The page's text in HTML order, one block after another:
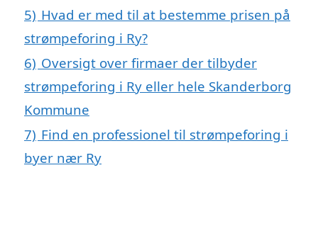
5) Hvad er med til at bestemme prisen på
strømpeforing i Ry?
6) Oversigt over firmaer der tilbyder
strømpeforing i Ry eller hele Skanderborg
Kommune
7) Find en professionel til strømpeforing i
byer nær Ry